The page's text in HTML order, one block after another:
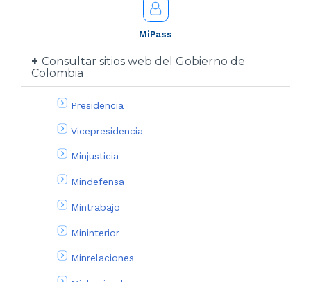
MiPass
Consultar sitios web del Gobierno de
Colombia
Presidencia
Vicepresidencia
Minjusticia
Mindefensa
Mintrabajo
Mininterior
Minrelaciones